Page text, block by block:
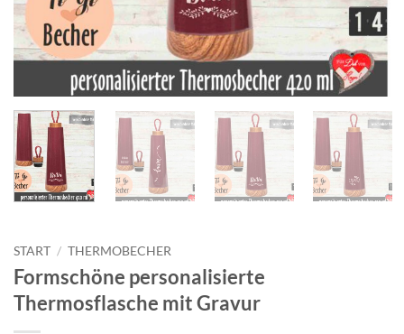
START / THERMOBECHER
Formschöne personalisierte
Thermosflasche mit Gravur